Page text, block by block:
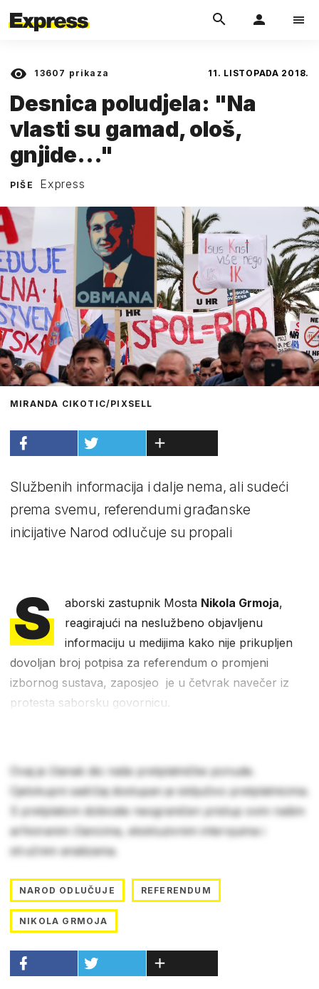
13607 prikaza 11. LISTOPADA 2018.
Desnica poludjela: "Na
vlasti su gamad, ološ,
gnjide..."
PIŠE Express
MIRANDA CIKOTIC/PIXSELL
Službenih informacija i dalje nema, ali sudeći
prema svemu, referendumi građanske
inicijative Narod odlučuje su propali
S aborski zastupnik Mosta Nikola Grmoja,
reagirajući na neslužbeno objavljenu
informaciju u medijima kako nije prikupljen
dovoljan broj potpisa za referendum o promjeni
izbornog sustava, zaposjeo je u četvrak navečer iz
protesta saborsku govornicu.
Ovaj je članak dio naše pretplatničke ponude.
Cjelokupni sadržaj dostupan je isključivo pretplatnicima.
S pretplatom dobivate neograničen pristup svim našim
arhiviranim člancima, ekskluzivnim intervjuima i
stručnim analizama.
NAROD ODLUČUJE REFERENDUM
NIKOLA GRMOJA